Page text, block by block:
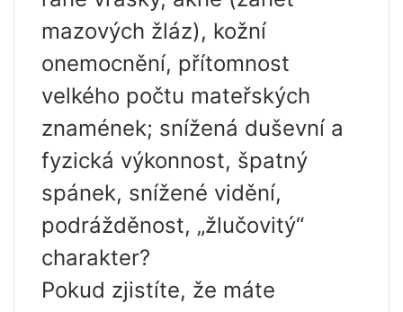
mazových žláz), kožní
onemocnění, přítomnost
velkého počtu mateřských
znamének; snížená duševní a
fyzická výkonnost, špatný
spánek, snížené vidění,
podrážděnost, „žlučovitý“
charakter?
Pokud zjistíte, že máte